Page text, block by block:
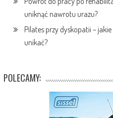
uniknąć nawrotu urazu?
Pilates przy dyskopatii –
unikać?
POLECAMY: